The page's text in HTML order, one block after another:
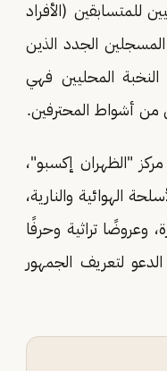
للمتسابقين (الأفراد
الجدد الذين
المحليين فهي
من أشواط المحترفين.
"الظهران إكسبو"،
الهوائية والنارية،
وعروضًا تراثية وحرفًا
لتعريف الجمهور